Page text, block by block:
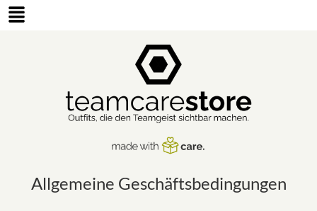
Allgemeine Geschäftsbedingungen